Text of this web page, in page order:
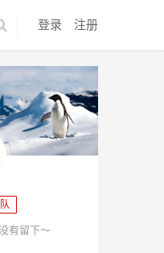
登录 注册
有留下～